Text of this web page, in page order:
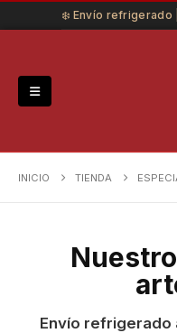
❄️ Envío refrigerado
INICIO TIENDA
Envío refrigerado